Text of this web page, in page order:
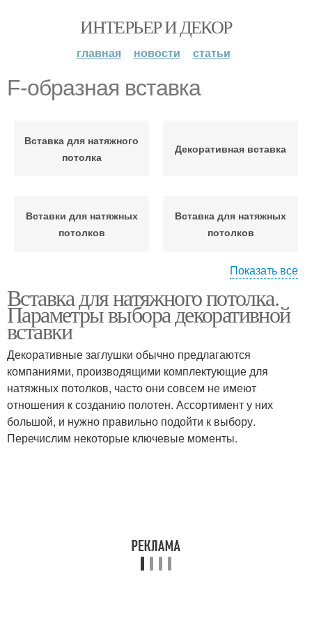
ИНТЕРЬЕР И ДЕКОР
главная новости статьи
F-образная вставка
Вставка для натяжного
потолка
Декоративная вставка
Вставки для натяжных
потолков
Вставка для натяжных
потолков
Потолочная вставка
Показать все
Вставка для натяжного потолка.
Параметры выбора декоративной
вставки
Декоративные заглушки обычно предлагаются
компаниями, производящими комплектующие для
натяжных потолков, часто они совсем не имеют
отношения к созданию полотен. Ассортимент у них
большой, и нужно правильно подойти к выбору.
Перечислим некоторые ключевые моменты.